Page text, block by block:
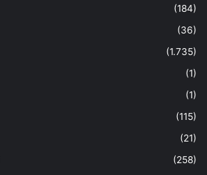
(184)
(36)
(1.735)
(1)
(1)
(115)
(21)
(258)